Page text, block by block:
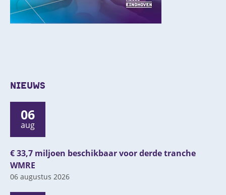
NIEUWS
06
aug
€ 33,7 miljoen beschikbaar voor derde tranche
WMRE
06 augustus 2026